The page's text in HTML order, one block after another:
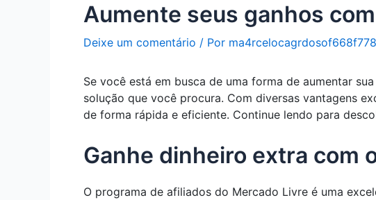
Aumente seus ganhos
Deixe um comentário / Por ma4rcelocagrdosof668f778
Se você está em busca de uma forma de aumentar
solução que você procura. Com diversas vantagens
de forma rápida e eficiente. Continue lendo para
Ganhe dinheiro extra com
O programa de afiliados do Mercado Livre é uma